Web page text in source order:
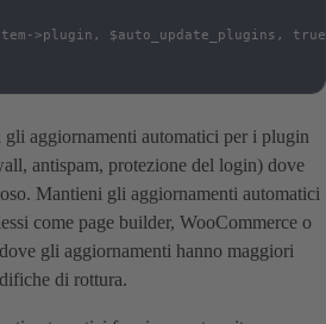
>plugin, $auto_update_plugins,
gli aggiornamenti automatici per i plugin
antispam, protezione del login) dove
Mantieni gli aggiornamenti automatici
come page builder, WooCommerce o
gli aggiornamenti hanno maggiori
di rottura.